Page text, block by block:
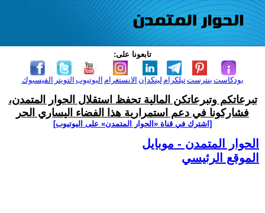
تابعونا على:
الفيسبوك التويتر اليوتيوب الانستغرام لينكدإن تيلكرامبنترست بودكاست
تبرعاتكم وتبرعاتكن المالية تحفظ استقلال الحوار المتمدن،
فشاركونا في دعم استمرارية هذا الفضاء اليساري الحر
[اشترك في قناة ‫«الحوار المتمدن» على اليوتيوب]
الحوار المتمدن - موبايل
الموقع الرئيسي